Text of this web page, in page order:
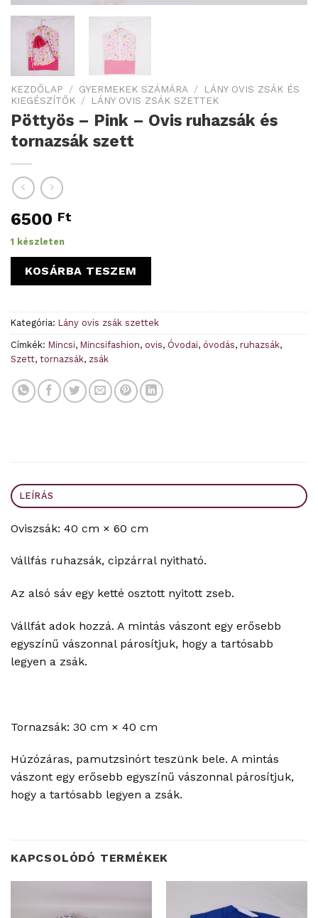
KEZDŐLAP / GYERMEKEK SZÁMÁRA /
LÁNY OVIS ZSÁK ÉS
KIEGÉSZÍTŐK / LÁNY OVIS ZSÁK SZETTEK
Pöttyös – Pink – Ovis ruhazsák és
tornazsák szett
6500 Ft
1 készleten
KOSÁRBA TESZEM
Kategória: Lány ovis zsák szettek
Címkék: Mincsi, Mincsifashion, ovis, Óvodai, óvodás, ruhazsák,
Szett, tornazsák, zsák
LEÍRÁS
Oviszsák: 40 cm × 60 cm
Vállfás ruhazsák, cipzárral nyitható.
Az alsó sáv egy ketté osztott nyitott zseb.
Vállfát adok hozzá. A mintás vászont egy erősebb
egyszínű vászonnal párosítjuk, hogy a tartósabb
legyen a zsák.
Tornazsák: 30 cm × 40 cm
Húzózáras, pamutzsinórt teszünk bele. A mintás
vászont egy erősebb egyszínű vászonnal párosítjuk,
hogy a tartósabb legyen a zsák.
KAPCSOLÓDÓ TERMÉKEK